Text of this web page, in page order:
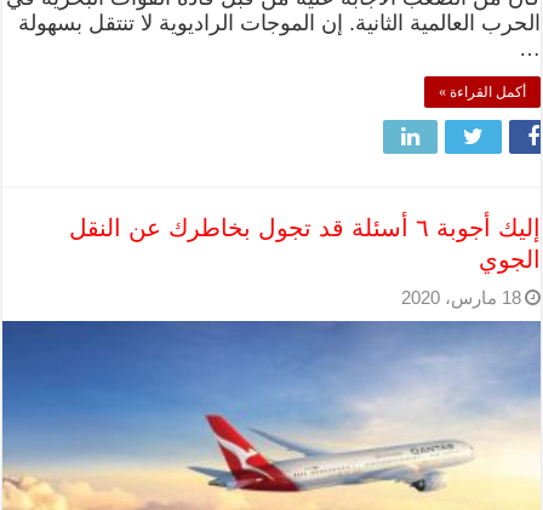
الحرب العالمية الثانية. إن الموجات الراديوية لا تنتقل بسهولة
…
أكمل القراءة »
إليك أجوبة ٦ أسئلة قد تجول بخاطرك عن النقل
الجوي
18 مارس، 2020